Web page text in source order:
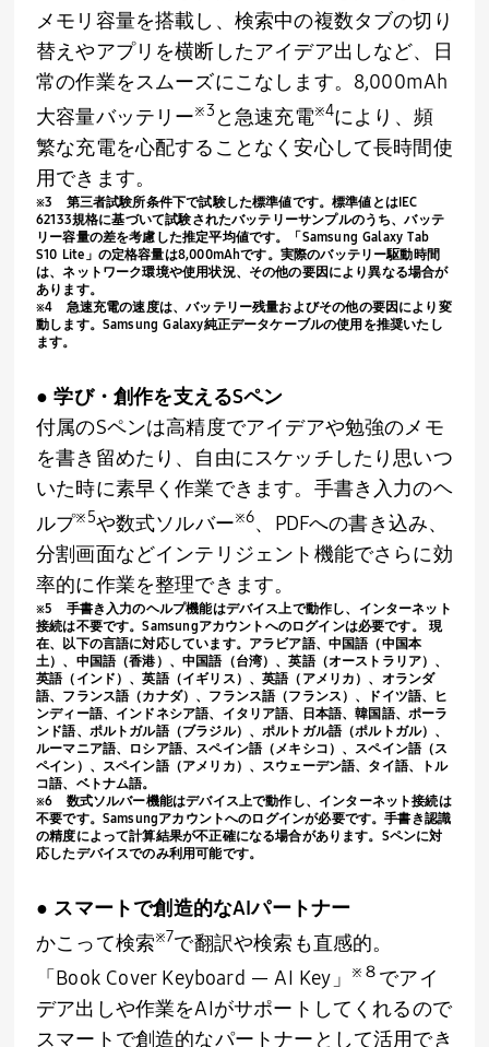
メモリ容量を搭載し、検索中の複数タブの切り
替えやアプリを横断したアイデア出しなど、日
常の作業をスムーズにこなします。 8,000mAh
大容量バッテリー※3 と急速充電※4により、頻
繁な充電を心配することなく安心して長時間使
用できます。
※3 第三者試験所条件下で試験した標準値です。標準値とは IEC
62133規格に基づいて試験されたバッテリーサンプルのうち、バッテ
リー容量の差を考慮した推定平均値です。「 Samsung Galaxy Tab
S10 Lite 」の定格容量は8,000mAhです。実際のバッテリー駆動時間
は、ネットワーク環境や使用状況、その他の要因により異なる場合が
あります。
※4 急速充電の速度は、バッテリー残量およびその他の要因により変
動します。 Samsung Galaxy純正データケーブルの使用を推奨いたし
ます。
● 学び・創作を支えるSペン
付属のSペンは高精度でアイデアや勉強のメモ
を書き留めたり、自由にスケッチしたり思いつ
いた時に素早く作業できます。手書き入力のヘ
ルプ※5や数式ソルバー※6、 PDFへの書き込み、
分割画面などインテリジェント機能でさらに効
率的に作業を整理できます。
※5 手書き入力のヘルプ機能はデバイス上で動作し、インターネット
接続は不要です。Samsungアカウントへのログインは必要です。 現
在、以下の言語に対応しています。アラビア語、中国語（中国本
土）、中国語（香港）、中国語（台湾）、英語（オーストラリア）、
英語（インド）、英語（イギリス）、英語（アメリカ）、オランダ
語、フランス語（カナダ）、フランス語（フランス）、ドイツ語、ヒ
ンディー語、インドネシア語、イタリア語、日本語、韓国語、ポーラ
ンド語、ポルトガル語（ブラジル）、ポルトガル語（ポルトガル）、
ルーマニア語、ロシア語、スペイン語（メキシコ）、スペイン語（ス
ペイン）、スペイン語（アメリカ）、スウェーデン語、タイ語、トル
コ語、ベトナム語。
※6 数式ソルバー機能はデバイス上で動作し、インターネット接続は
不要です。 Samsungアカウントへのログインが必要です。手書き認識
の精度によって計算結果が不正確になる場合があります。 Sペンに対
応したデバイスでのみ利用可能です。
● スマートで創造的なAIパートナー
かこって検索※7で翻訳や検索も直感的。
「 Book Cover Keyboard — AI Key 」 ※８ でアイ
デア出しや作業をAIがサポートしてくれるので
スマートで創造的なパートナーとして活用でき